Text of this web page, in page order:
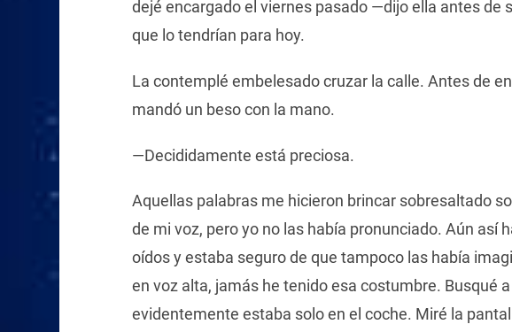
dejé encargado el viernes pasado —dijo ella antes de
que lo tendrían para hoy.
La contemplé embelesado cruzar la calle. Antes de
mandó un beso con la mano.
—Decididamente está preciosa.
Aquellas palabras me hicieron brincar sobresaltado
de mi voz, pero yo no las había pronunciado. Aún así
oídos y estaba seguro de que tampoco las había
en voz alta, jamás he tenido esa costumbre. Busqué
evidentemente estaba solo en el coche. Miré la